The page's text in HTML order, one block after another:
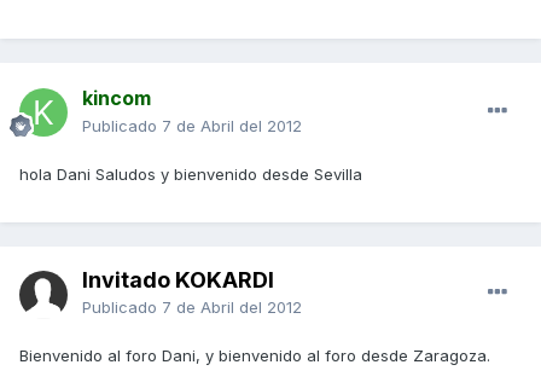
kincom
Publicado 7 de Abril del 2012
hola Dani Saludos y bienvenido desde Sevilla
Invitado KOKARDI
Publicado 7 de Abril del 2012
Bienvenido al foro Dani, y bienvenido al foro desde Zaragoza.